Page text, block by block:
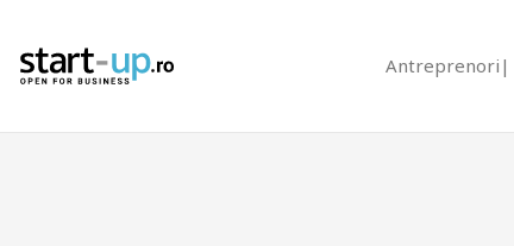
Antreprenori